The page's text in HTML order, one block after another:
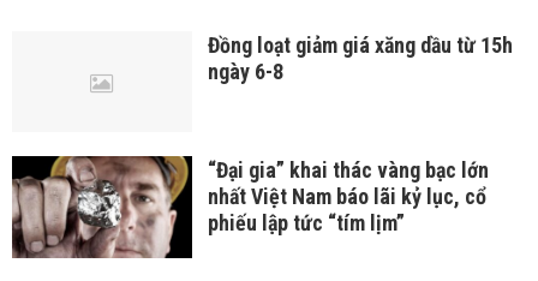
Đồng loạt giảm giá xăng dầu từ 15h
ngày 6-8
“Đại gia” khai thác vàng bạc lớn
nhất Việt Nam báo lãi kỷ lục, cổ
phiếu lập tức “tím lịm”